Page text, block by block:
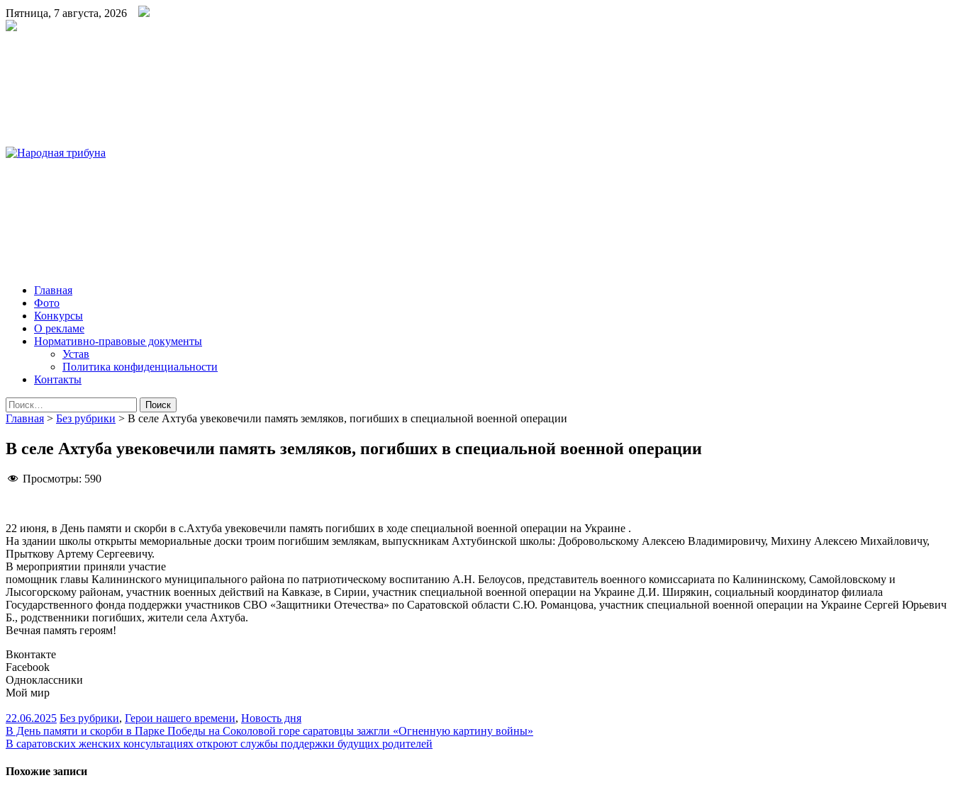
Пятница, 7 августа, 2026
Народная трибуна
Калининская районная газета
Главная
Фото
Конкурсы
О рекламе
Нормативно-правовые документы
Устав
Политика конфиденциальности
Контакты
Найти:
Главная > Без рубрики > В селе Ахтуба увековечили память земляков, погибших в специальной военной операции
В селе Ахтуба увековечили память земляков, погибших в специальной военной операции
Просмотры: 590
22 июня, в День памяти и скорби в с.Ахтуба увековечили память погибших в ходе специальной военной операции на Украине .
На здании школы открыты мемориальные доски троим погибшим землякам, выпускникам Ахтубинской школы: Добровольскому Алексею Владимировичу, Михину Алексею Михайловичу,
Прыткову Артему Сергеевичу.
В мероприятии приняли участие
помощник главы Калининского муниципального района по патриотическому воспитанию А.Н. Белоусов, представитель военного комиссариата по Калининскому, Самойловскому и
Лысогорскому районам, участник военных действий на Кавказе, в Сирии, участник специальной военной операции на Украине Д.И. Ширякин, социальный координатор филиала
Государственного фонда поддержки участников СВО «Защитники Отечества» по Саратовской области С.Ю. Романцова, участник специальной военной операции на Украине Сергей Юрьевич
Б., родственники погибших, жители села Ахтуба.
Вечная память героям!
Вконтакте
Facebook
Одноклассники
Мой мир
22.06.2025 Без рубрики, Герои нашего времени, Новость дня
Навигация
по
записям
В День памяти и скорби в Парке Победы на Соколовой горе саратовцы зажгли «Огненную картину войны»
В саратовских женских консультациях откроют службы поддержки будущих родителей
Похожие записи